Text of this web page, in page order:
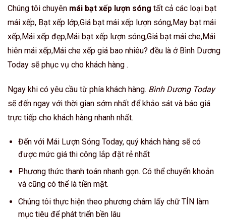
Chúng tôi chuyên mái bạt xếp lượn sóng tất cả các loại bạt
mái xếp, Bạt xếp lớp,Giá bạt mái xếp lượn sóng,May bạt mái
xếp,Mái xếp đẹp,Mái bạt xếp lượn sóng,Giá bạt mái che,Mái
hiên mái xếp,Mái che xếp giá bao nhiêu? đều là ở Bình Dương
Today sẽ phục vụ cho khách hàng .
Ngay khi có yêu cầu từ phía khách hàng. Bình Dương Today
sẽ đến ngay với thời gian sớm nhất để khảo sát và báo giá
trực tiếp cho khách hàng nhanh nhất.
Đến với Mái Lượn Sóng Today, quý khách hàng sẽ có
được mức giá thi công lắp đặt rẻ nhất
Phương thức thanh toán nhanh gọn. Có thể chuyển khoản
và cũng có thể là tiền mặt.
Chúng tôi thực hiện theo phương châm lấy chữ TÍN làm
mục tiêu để phát triển bền lâu